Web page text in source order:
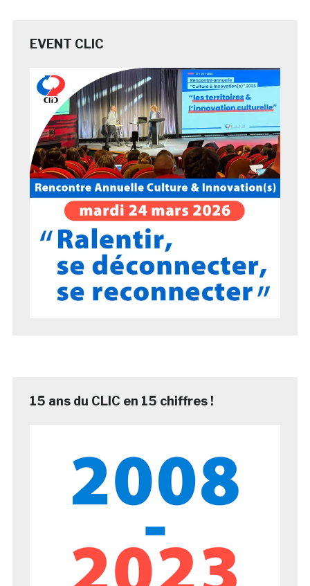
EVENT CLIC
15 ans du CLIC en 15 chiffres !